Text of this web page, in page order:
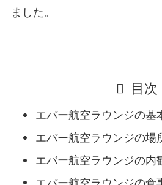
ました。
目次
エバー航空ラウンジの基
エバー航空ラウンジの場
エバー航空ラウンジの内